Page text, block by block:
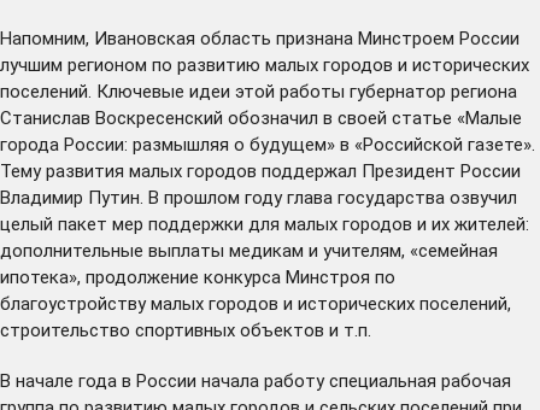
Напомним, Ивановская область признана Минстроем России
лучшим регионом по развитию малых городов и исторических
поселений. Ключевые идеи этой работы губернатор региона
Станислав Воскресенский обозначил в своей статье «Малые
города России: размышляя о будущем» в «Российской газете».
Тему развития малых городов поддержал Президент России
Владимир Путин. В прошлом году глава государства озвучил
целый пакет мер поддержки для малых городов и их жителей:
дополнительные выплаты медикам и учителям, «семейная
ипотека», продолжение конкурса Минстроя по
благоустройству малых городов и исторических поселений,
строительство спортивных объектов и т.п.
В начале года в России начала работу специальная рабочая